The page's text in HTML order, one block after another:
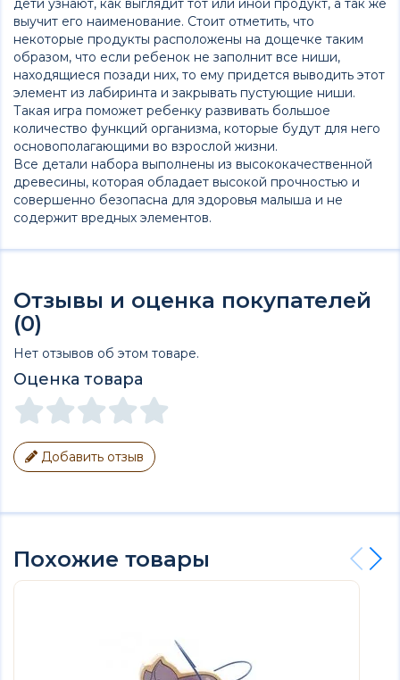
дети узнают, как выглядит тот или иной продукт, а так же
выучит его наименование. Стоит отметить, что
некоторые продукты расположены на дощечке таким
образом, что если ребенок не заполнит все ниши,
находящиеся позади них, то ему придется выводить этот
элемент из лабиринта и закрывать пустующие ниши.
Такая игра поможет ребенку развивать большое
количество функций организма, которые будут для него
основополагающими во взрослой жизни.
Все детали набора выполнены из высококачественной
древесины, которая обладает высокой прочностью и
совершенно безопасна для здоровья малыша и не
содержит вредных элементов.
Отзывы и оценка покупателей
(0)
Нет отзывов об этом товаре.
Оценка товара
Добавить отзыв
Похожие товары